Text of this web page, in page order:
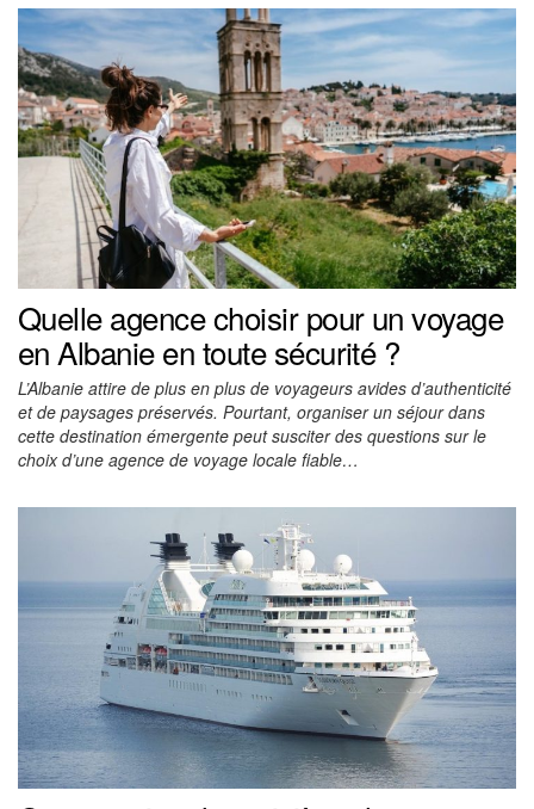
Quelle agence choisir pour un voyage
en Albanie en toute sécurité ?
L’Albanie attire de plus en plus de voyageurs avides d’authenticité
et de paysages préservés. Pourtant, organiser un séjour dans
cette destination émergente peut susciter des questions sur le
choix d’une agence de voyage locale fiable…